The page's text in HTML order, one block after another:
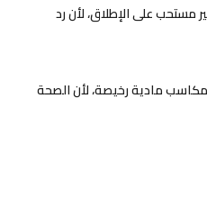
مستحب على الإطلاق، لأن رد
مادية رخيصة، لأن الصحة